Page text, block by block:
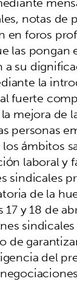
notas de
en foros
las pongan
su
la
fuerte
mejora de
personas
ámbitos
laboral y
sindicales
de la
17 y 18 de
de
del